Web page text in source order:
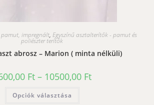
impregnált, Egyszínű asztalterítők - pamut és
poliészter terítők
abrosz – Marion ( minta nélküli)
Ft – 10500,00 FtÁrtartomány:
4600,00 Ft
Opciók választása